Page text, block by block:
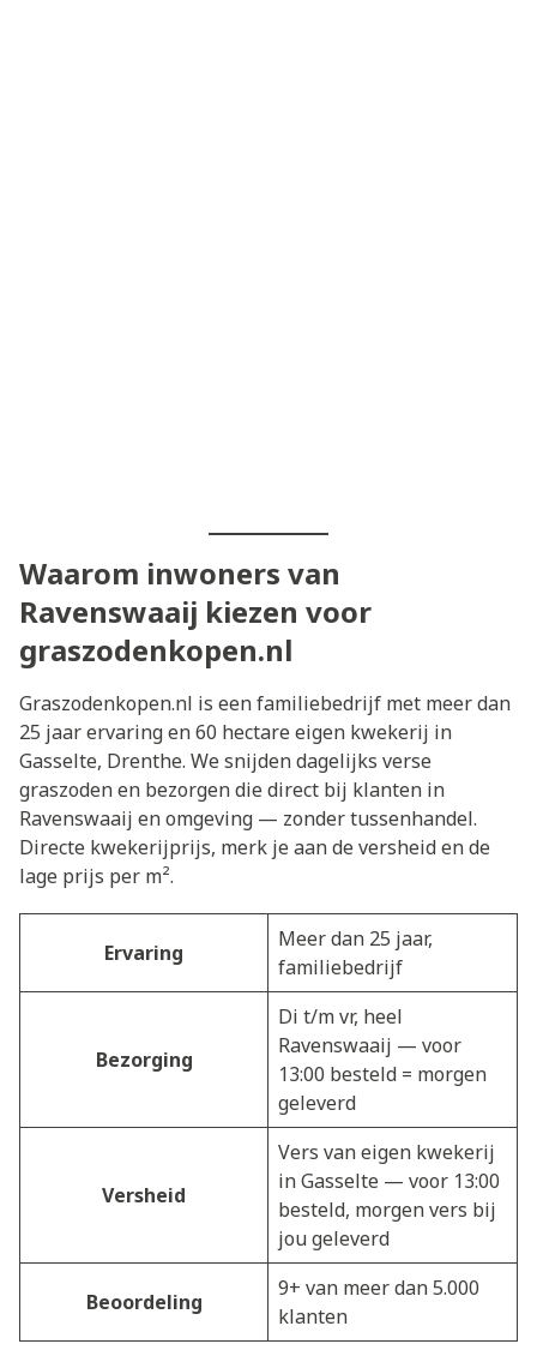
Waarom inwoners van
Ravenswaaij kiezen voor
graszodenkopen.nl
Graszodenkopen.nl is een familiebedrijf met meer dan
25 jaar ervaring en 60 hectare eigen kwekerij in
Gasselte, Drenthe. We snijden dagelijks verse
graszoden en bezorgen die direct bij klanten in
Ravenswaaij en omgeving — zonder tussenhandel.
Directe kwekerijprijs, merk je aan de versheid en de
lage prijs per m².
Ervaring
Meer dan 25 jaar,
familiebedrijf
Bezorging
Di t/m vr, heel
Ravenswaaij — voor
13:00 besteld = morgen
geleverd
Versheid
Vers van eigen kwekerij
in Gasselte — voor 13:00
besteld, morgen vers bij
jou geleverd
Beoordeling
9+ van meer dan 5.000
klanten